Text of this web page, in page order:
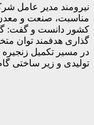
نیرومند مدیر عامل
مناسبت، صنعت و معدن
کشور دانست و گفت:
گذاری هدفمند توان
در مسیر تکمیل
تولیدی و زیر ساختی